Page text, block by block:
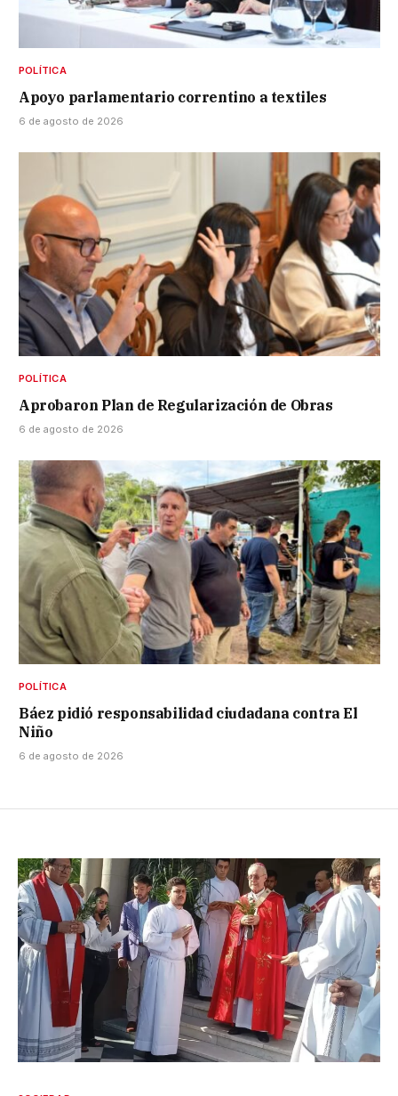
POLÍTICA
Apoyo parlamentario correntino a textiles
6 de agosto de 2026
POLÍTICA
Aprobaron Plan de Regularización de Obras
6 de agosto de 2026
POLÍTICA
Báez pidió responsabilidad ciudadana contra El
Niño
6 de agosto de 2026